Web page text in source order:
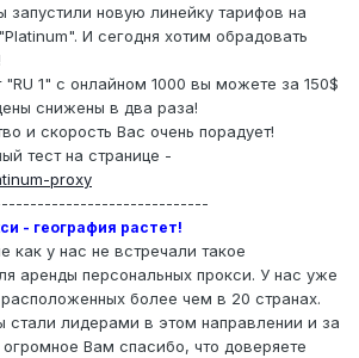
новую линейку тарифов на
И сегодня хотим обрадовать
"RU 1" с онлайном 1000 вы можете за 150$
снижены в два раза!
и скорость Вас очень порадует!
тест на странице -
proxy
- география растет!
как у нас не встречали такое
аренды персональных прокси. У нас уже
более чем в 20 странах.
стали лидерами в этом направлении и за
Вам спасибо, что доверяете